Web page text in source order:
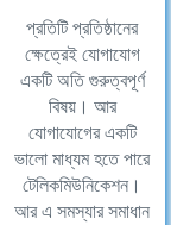
প্রতিটি প্রতিষ্ঠানের
ক্ষেত্রেই যোগাযোগ
একটি অতি গুরুত্বপূর্ণ
বিষয়। আর
যোগাযোগের একটি
ভালো মাধ্যম হতে পারে
টেলিকমিউনিকেশন।
আর এ সমস্যার সমাধান